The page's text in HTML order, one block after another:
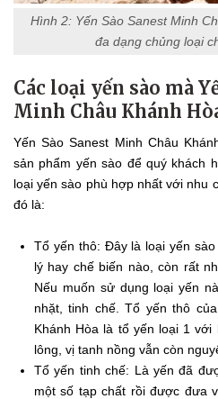
Hình 2: Yến Sào Sanest Minh
đa dạng chủng loại
Các loại yến sào mà
Minh Châu Khánh
Yến Sào Sanest Minh Châu
sản phẩm yến sào để quý khách
loại yến sào phù hợp nhất với nhu
đó là:
Tổ yến thô: Đây là loại yến
lý hay chế biến nào, còn rất
Nếu muốn sử dụng loại yến
nhặt, tinh chế. Tổ yến thô
Khánh Hòa là tổ yến loại 1
lông, vị tanh nồng vẫn còn
Tổ yến tinh chế: Là yến đã
một số tạp chất rồi được đưa